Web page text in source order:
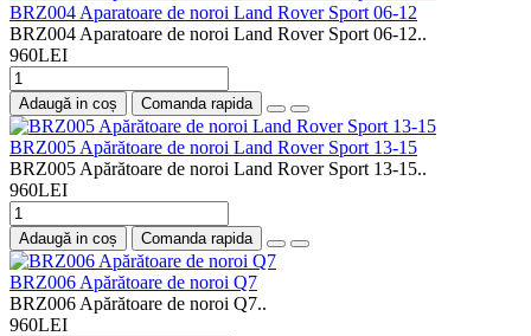
BRZ004 Aparatoare de noroi Land Rover Sport 06-12
BRZ004 Aparatoare de noroi Land Rover Sport 06-12..
960LEI
Adaugă in coș Comanda rapida
BRZ005 Apărătoare de noroi Land Rover Sport 13-15
BRZ005 Apărătoare de noroi Land Rover Sport 13-15..
960LEI
Adaugă in coș Comanda rapida
BRZ006 Apărătoare de noroi Q7
BRZ006 Apărătoare de noroi Q7..
960LEI